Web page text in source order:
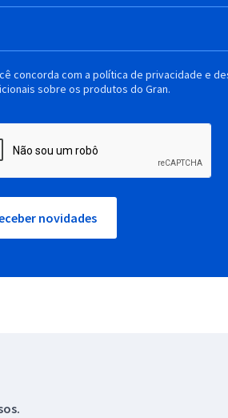
concorda com a política de privacidade e
sobre os produtos do Gran.
novidades